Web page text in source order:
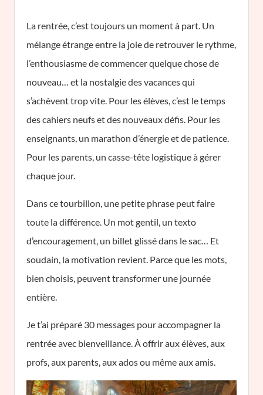
La rentrée, c’est toujours un moment à part. Un
mélange étrange entre la joie de retrouver le rythme,
l’enthousiasme de commencer quelque chose de
nouveau… et la nostalgie des vacances qui
s’achèvent trop vite. Pour les élèves, c’est le temps
des cahiers neufs et des nouveaux défis. Pour les
enseignants, un marathon d’énergie et de patience.
Pour les parents, un casse-tête logistique à gérer
chaque jour.
Dans ce tourbillon, une petite phrase peut faire
toute la différence. Un mot gentil, un texto
d’encouragement, un billet glissé dans le sac… Et
soudain, la motivation revient. Parce que les mots,
bien choisis, peuvent transformer une journée
entière.
Je t’ai préparé 30 messages pour accompagner la
rentrée avec bienveillance. À offrir aux élèves, aux
profs, aux parents, aux ados ou même aux amis.